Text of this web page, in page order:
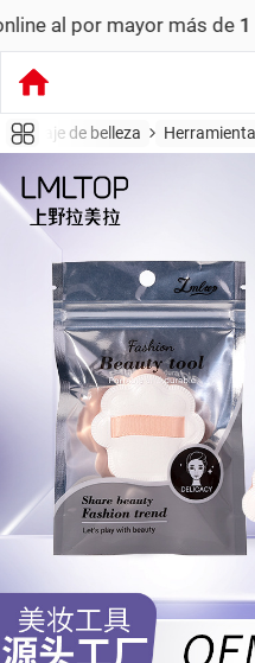
de 1 millónde
de belleza